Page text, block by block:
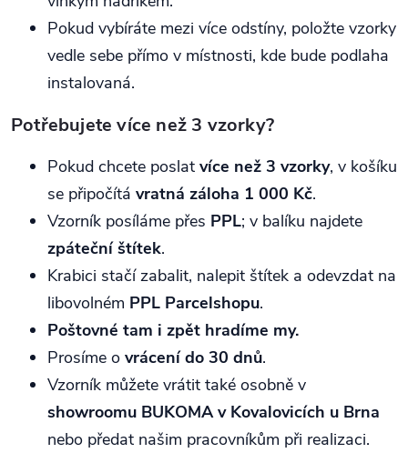
Pokud vybíráte mezi více odstíny, položte vzorky
vedle sebe přímo v místnosti, kde bude podlaha
instalovaná.
Potřebujete více než 3 vzorky?
Pokud chcete poslat více než 3 vzorky, v košíku
se připočítá vratná záloha 1 000 Kč.
Vzorník posíláme přes PPL; v balíku najdete
zpáteční štítek.
Krabici stačí zabalit, nalepit štítek a odevzdat na
libovolném PPL Parcelshopu.
Poštovné tam i zpět hradíme my.
Prosíme o vrácení do 30 dnů.
Vzorník můžete vrátit také osobně v
showroomu BUKOMA v Kovalovicích u Brna
nebo předat našim pracovníkům při realizaci.